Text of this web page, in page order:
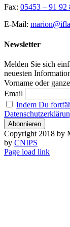
Fax: 05453 – 91 92
E-Mail:
Newsletter
Melden Sie sich
neuesten
Vorname oder
Email
Indem Du
Copyright 2018 by
by CNIPS
Page load link